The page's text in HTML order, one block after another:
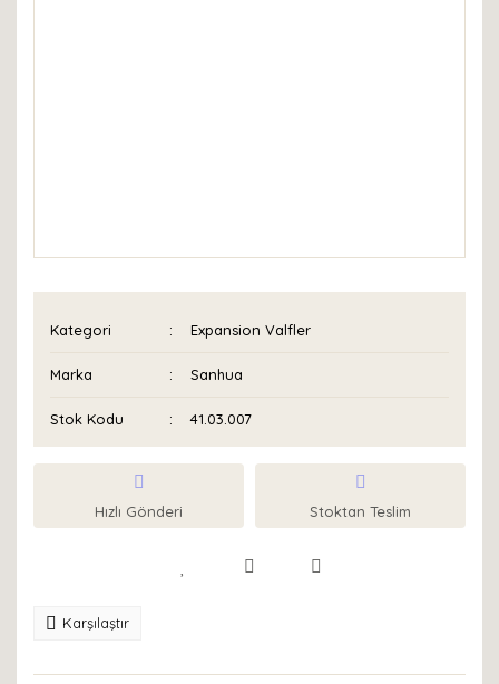
Kategori Expansion Valfler
Marka Sanhua
Stok Kodu 41.03.007
Hızlı Gönderi Stoktan Teslim
Karşılaştır